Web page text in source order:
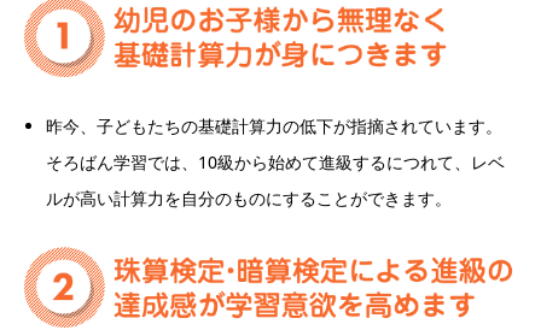
昨今、子どもたちの基礎計算力の低下が指摘されています。
そろばん学習では、10級から始めて進級するにつれて、レベ
ルが高い計算力を自分のものにすることができます。